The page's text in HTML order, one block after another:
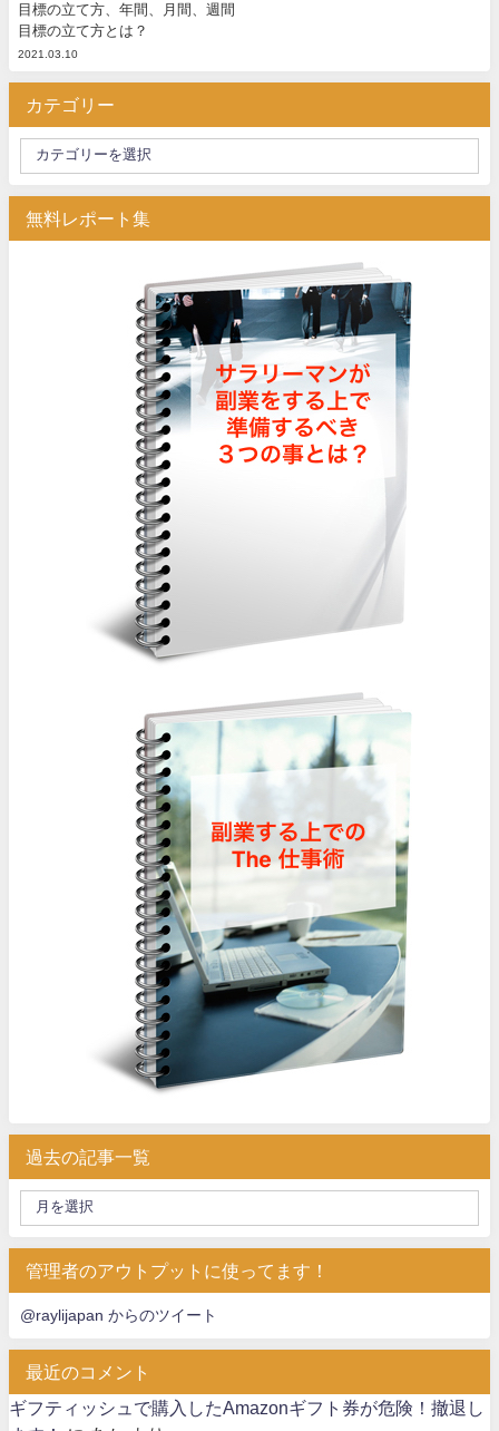
目標の立て方、年間、月間、週間
目標の立て方とは？
2021.03.10
カテゴリー
無料レポート集
過去の記事一覧
管理者のアウトプットに使ってます！
@raylijapan からのツイート
最近のコメント
ギフティッシュで購入したAmazonギフト券が危険！撤退し